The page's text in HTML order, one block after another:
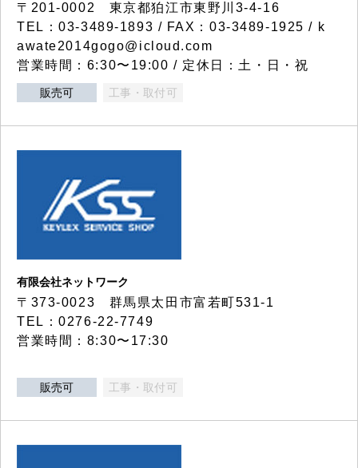
〒201-0002 東京都狛江市東野川3-4-16
TEL：03-3489-1893 / FAX：03-3489-1925 / k
awate2014gogo@icloud.com
営業時間：6:30〜19:00 / 定休日：土・日・祝
販売可 工事・取付可
有限会社ネットワーク
〒373-0023 群馬県太田市富若町531-1
TEL：0276-22-7749
営業時間：8:30〜17:30
販売可 工事・取付可